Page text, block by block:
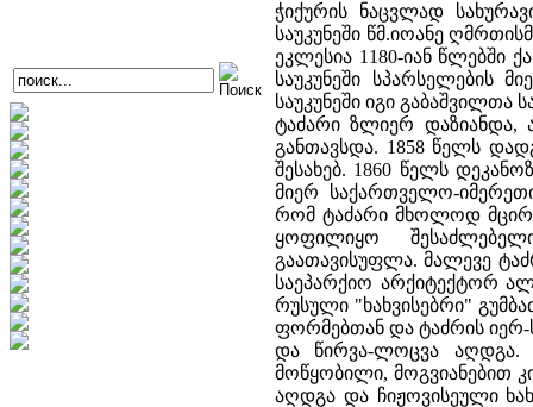
ჭიქურის ნაცვლად
საუკუნეში წმ.იოანე
ეკლესია 1180-იან წლებში
საუკუნეში სპარსელების
საუკუნეში იგი
ტაძარი ზლიერ დაზიანდა,
განთავსდა. 1858 წელს
შესახებ. 1860 წელს
მიერ საქართველო-
რომ ტაძარი მხოლოდ მცირე
ყოფილიყო
გაათავისუფლა. მალევე
საეპარქიო არქიტექტორ
რუსული "ხახვისებრი"
ფორმებთან და ტაძრის
და წირვა-ლოცვა აღდგა.
მოწყობილი, მოგვიანებით
აღდგა და ჩიჟოვისეული